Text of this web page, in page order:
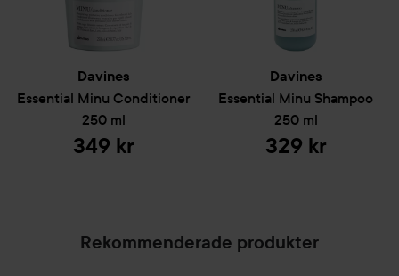
Davines
Essential Minu Conditioner
250 ml
349 kr
Davines
Essential Minu Shampoo
250 ml
329 kr
Rekommenderade produkter